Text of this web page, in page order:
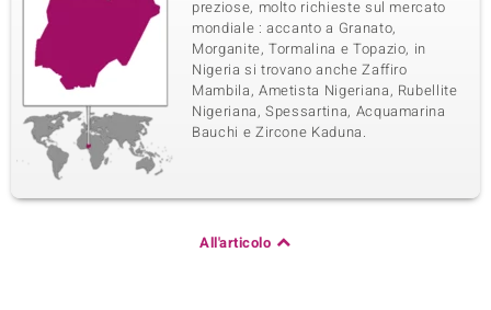
preziose, molto richieste sul mercato
mondiale : accanto a Granato,
Morganite, Tormalina e Topazio, in
Nigeria si trovano anche Zaffiro
Mambila, Ametista Nigeriana, Rubellite
Nigeriana, Spessartina, Acquamarina
Bauchi e Zircone Kaduna.
All'articolo